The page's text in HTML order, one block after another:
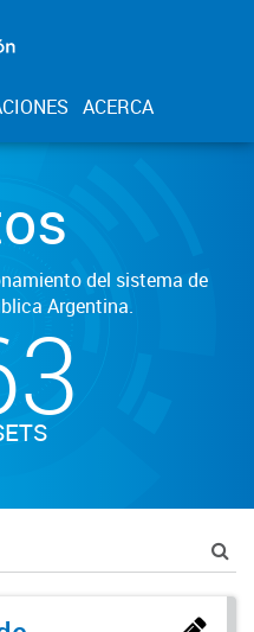
ACERCA
del sistema de
Argentina.